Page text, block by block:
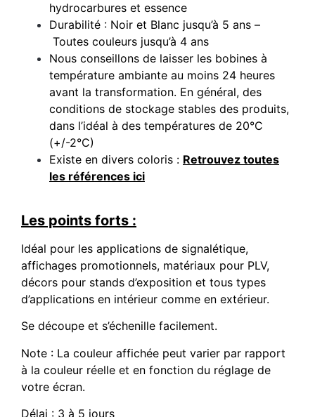
hydrocarbures et essence
Durabilité : Noir et Blanc jusqu’à 5 ans –
Toutes couleurs jusqu’à 4 ans
Nous conseillons de laisser les bobines à
température ambiante au moins 24 heures
avant la transformation. En général, des
conditions de stockage stables des produits,
dans l’idéal à des températures de 20°C
(+/-2°C)
Existe en divers coloris : Retrouvez toutes
les références ici
Les points forts :
Idéal pour les applications de signalétique,
affichages promotionnels, matériaux pour PLV,
décors pour stands d’exposition et tous types
d’applications en intérieur comme en extérieur.
Se découpe et s’échenille facilement.
Note : La couleur affichée peut varier par rapport
à la couleur réelle et en fonction du réglage de
votre écran.
Délai : 3 à 5 jours